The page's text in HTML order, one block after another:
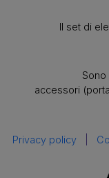
Il set di
accessori
Privacy policy